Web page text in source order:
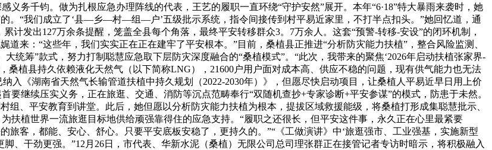
务千钧。做为扎根应急办理阵线的代表，王艺的履职一直环绕“守护安然”展开。本年“6·18”特大暴雨来袭时，她
。“我们成立了‘县—乡—村—组—户’五级批示系统，指令间接传到村平易近家里，不打半点扣头。”她回忆道，通
计发出127万余条提醒，笼盖全县每个角落，最终平安转移群众3。7万余人。这套“预警-转移-安设”的闭环机制，
来：“这些年，我们实实正在正在建牢了平安根本。”目前，桑植县正推进“分析防灾能力扶植”，整合风险监测、
统筹”款式，努力打制聪慧应急取下层防灾深度融合的“桑植模式”。“此次，我带来的聚焦‘2026年启动扶植张家界-
桑植县持久依赖液化天然气（以下简称LNG），21600户用户面对成本高、供应不稳的问题，现有供气能力也无法
入《湖南省天然气长输管道扶植中持久规划（2022-2030年）》，但愿尽快启动项目，让桑植人平易近早日用上价
继续压实义务，正在旅逛、交通、消防等沉点范畴奉行“双随机查抄+专家诊断+平安参谋”的模式，防患于未然。
组、平安教育到讲堂。此后，她但愿以分析防灾能力扶植为根本，提拔区域救援能级，将桑植打形成集聪慧批示、
植世界一流旅逛目标地供给顽强靠得住的应急支持。“履职之还很长，但平安这件事，永久正在心里最紧要
旅客，都能、安心、舒心。只要平安底板安稳了，更持久的。”“《工做演讲》中‘旅逛强市、工业强基，实施新型
、干劲更强。”12月26日，市代表、华新水泥（桑植）无限公司总司理张群正在接管记者专访时暗示，将积极融入